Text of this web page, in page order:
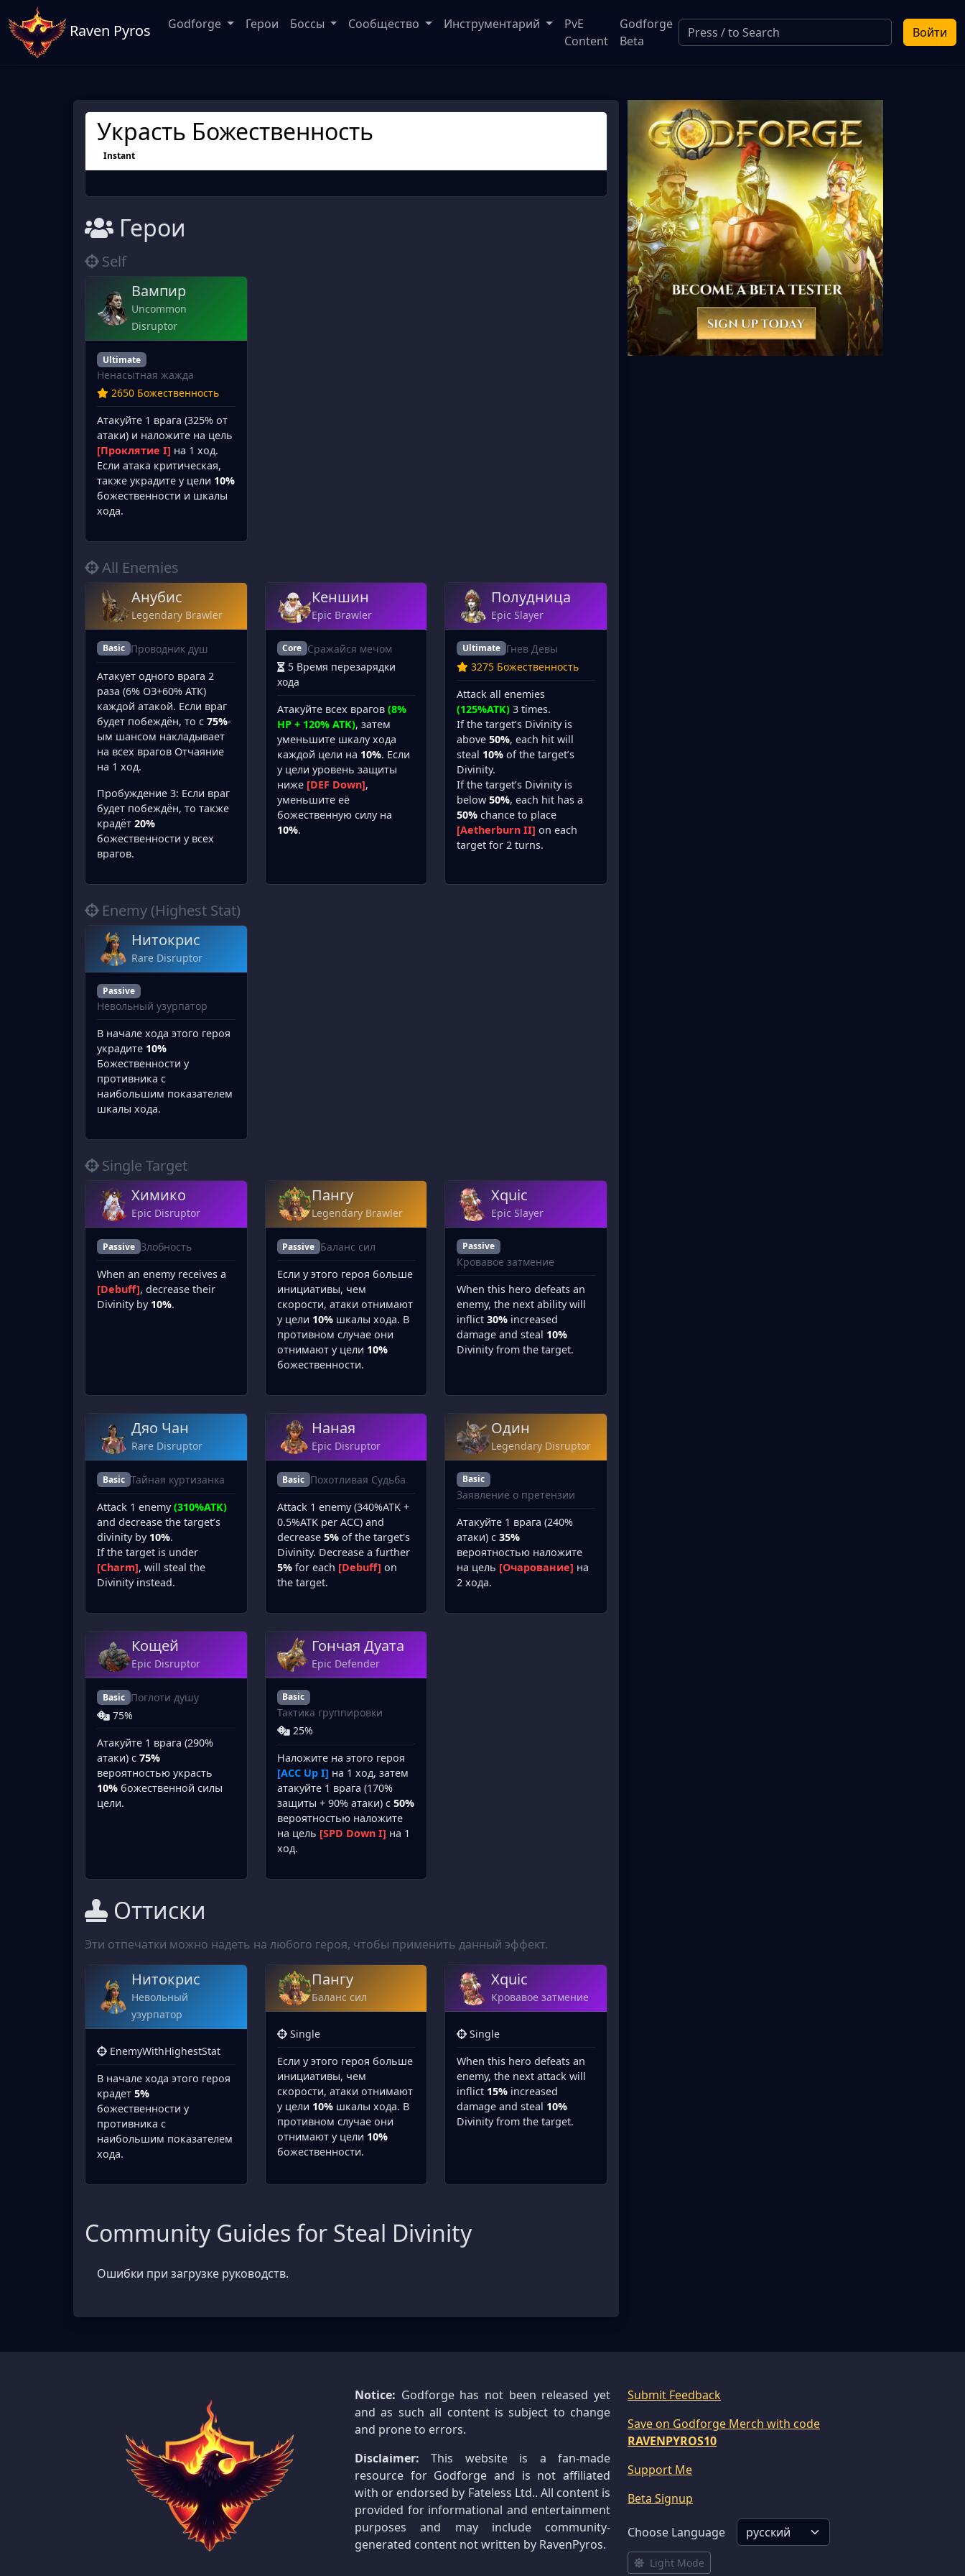
Raven Pyros Войти
Godforge Герои Боссы Сообщество Инструментарий
PvE
Content
Godforge
Beta
Украсть Божественность
Instant
Герои
Self
Вампир
Uncommon
Disruptor
Ultimate
Ненасытная жажда
2650 Божественность
Атакуйте 1 врага (325% от
атаки) и наложите на цель
[Проклятие I] на 1 ход.
Если атака критическая,
также украдите у цели 10%
божественности и шкалы
хода.
All Enemies
Анубис
Legendary Brawler
Basic Проводник душ
Атакует одного врага 2
раза (6% ОЗ+60% АТК)
каждой атакой. Если враг
будет побеждён, то с 75%-
ым шансом накладывает
на всех врагов Отчаяние
на 1 ход.
Пробуждение 3: Если враг
будет побеждён, то также
крадёт 20%
божественности у всех
врагов.
Кеншин
Epic Brawler
Core Сражайся мечом
5 Время перезарядки
хода
Атакуйте всех врагов (8%
HP + 120% ATK), затем
уменьшите шкалу хода
каждой цели на 10%. Если
у цели уровень защиты
ниже [DEF Down],
уменьшите её
божественную силу на
10%.
Полудница
Epic Slayer
Ultimate Гнев Девы
3275 Божественность
Attack all enemies
(125%ATK) 3 times.
If the target’s Divinity is
above50%, each hit will
steal 10% of the target’s
Divinity.
If the target’s Divinity is
below50%, each hit has a
50% chance to place
[Aetherburn II] on each
target for 2 turns.
Enemy (Highest Stat)
Нитокрис
Rare Disruptor
Passive
Невольный узурпатор
В начале хода этого героя
украдите 10%
Божественности у
противника с
наибольшим показателем
шкалы хода.
Single Target
Химико
Epic Disruptor
Passive Злобность
When an enemy receives a
[Debuff], decrease their
Divinity by 10%.
Пангу
Legendary Brawler
Passive Баланс сил
Если у этого героя больше
инициативы, чем
скорости, атаки отнимают
у цели 10%шкалы хода. В
противном случае они
отнимают у цели 10%
божественности.
Xquic
Epic Slayer
Passive
Кровавое затмение
When this hero defeats an
enemy, the next ability will
inflict30% increased
damage and steal 10%
Divinity from the target.
Дяо Чан
Rare Disruptor
Basic Тайная куртизанка
Attack 1 enemy(310%ATK)
and decrease the target’s
divinity by 10%.
If the target is under
[Charm], will steal the
Divinity instead.
Наная
Epic Disruptor
Basic Похотливая Судьба
Attack 1 enemy (340%ATK +
0.5%ATK per ACC) and
decrease 5%of the target's
Divinity. Decrease a further
5%for each [Debuff] on
the target.
Один
Legendary Disruptor
Basic
Заявление о претензии
Атакуйте 1 врага (240%
атаки) с35%
вероятностью наложите
на цель [Очарование] на
2 хода.
Кощей
Epic Disruptor
Basic Поглоти душу
75%
Атакуйте 1 врага (290%
атаки) с 75%
вероятностью украсть
10% божественной силы
цели.
Гончая Дуата
Epic Defender
Basic
Тактика группировки
25%
Наложите на этого героя
[ACC Up I] на 1 ход, затем
атакуйте 1 врага (170%
защиты + 90% атаки) с 50%
вероятностью наложите
на цель [SPD Down I] на 1
ход.
Оттиски
Эти отпечатки можно надеть на любого героя, чтобы применить данный эффект.
Нитокрис
Невольный
узурпатор
EnemyWithHighestStat
В начале хода этого героя
крадет 5%
божественности у
противника с
наибольшим показателем
хода.
Пангу
Баланс сил
Single
Если у этого героя больше
инициативы, чем
скорости, атаки отнимают
у цели 10%шкалы хода. В
противном случае они
отнимают у цели 10%
божественности.
Xquic
Кровавое затмение
Single
When this hero defeats an
enemy, the next attack will
inflict 15% increased
damage and steal 10%
Divinity from the target.
Community Guides for Steal Divinity
Ошибки при загрузке руководств.
Notice: Godforge has not been released yet
and as such all content is subject to change
and prone to errors.
Disclaimer: This website is a fan-made
resource for Godforge and is not affiliated
with or endorsed by Fateless Ltd.. All content is
provided for informational and entertainment
purposes and may include community-
generated content not written by RavenPyros.
Submit Feedback
Save on Godforge Merch with code
RAVENPYROS10
Support Me
Beta Signup
Choose Language
Light Mode